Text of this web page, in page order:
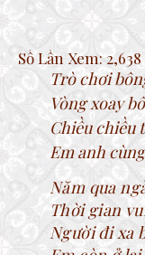
Số Lần Xem: 2,638
Trò chơi
Vòng xoay
Chiều chiều
Em anh
Năm qua
Thời gian
Người đi xa